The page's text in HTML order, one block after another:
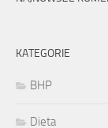
KATEGORIE
BHP
Dieta